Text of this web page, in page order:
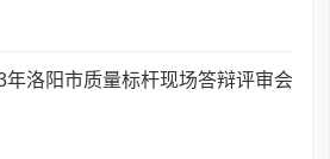
年洛阳市质量标杆现场答辩评审会